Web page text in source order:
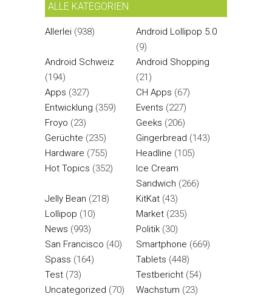
ALLE KATEGORIEN
Allerlei (938)
Android Lollipop 5.0
(9)
Android Schweiz
(194)
Android Shopping
(21)
Apps (327) CH Apps (67)
Entwicklung (359) Events (227)
Froyo (23) Geeks (206)
Gerüchte (235) Gingerbread (143)
Hardware (755) Headline (105)
Hot Topics (352)
Ice Cream
Sandwich (266)
Jelly Bean (218) KitKat (43)
Lollipop (10) Market (235)
News (993) Politik (30)
San Francisco (40) Smartphone (669)
Spass (164) Tablets (448)
Test (73) Testbericht (54)
Uncategorized (70) Wachstum (23)